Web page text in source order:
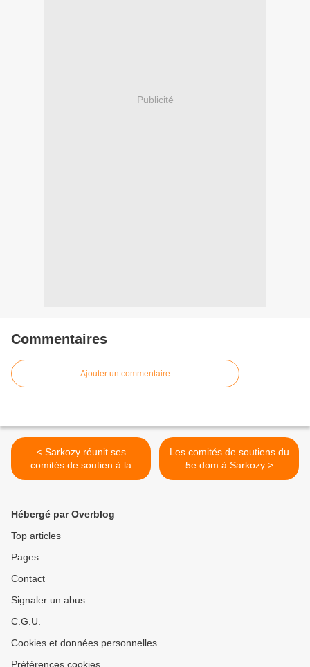
Publicité
Commentaires
Ajouter un commentaire
< Sarkozy réunit ses
comités de soutien à la
Mutu
Les comités de soutiens du
5e dom à Sarkozy >
Hébergé par Overblog
Top articles
Pages
Contact
Signaler un abus
C.G.U.
Cookies et données personnelles
Préférences cookies